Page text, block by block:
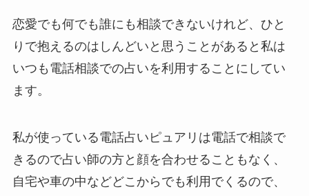
恋愛でも何でも誰にも相談できないけれど、ひと
りで抱えるのはしんどいと思うことがあると私は
いつも電話相談での占いを利用することにしてい
ます。
私が使っている電話占いピュアリは電話で相談で
きるので占い師の方と顔を合わせることもなく、
自宅や車の中などどこからでも利用でくるので、